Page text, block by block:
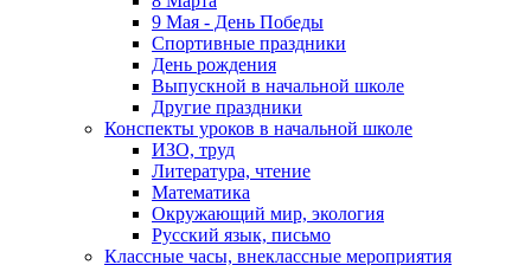
9 Мая - День Победы
Спортивные праздники
День рождения
Выпускной в начальной школе
Другие праздники
Конспекты уроков в начальной школе
ИЗО, труд
Литература, чтение
Математика
Окружающий мир, экология
Русский язык, письмо
Классные часы, внеклассные мероприятия